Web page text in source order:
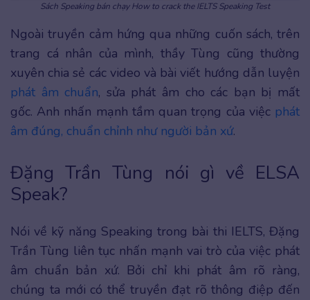
Sách Speaking bán chạy How to crack the IELTS Speaking Test
Ngoài truyền cảm hứng qua những cuốn sách, trên
trang cá nhân của mình, thầy Tùng cũng thường
xuyên chia sẻ các video và bài viết hướng dẫn luyện
phát âm chuẩn, sửa phát âm cho các bạn bị mất
gốc. Anh nhấn mạnh tầm quan trọng của việc phát
âm đúng, chuẩn chỉnh như người bản xứ.
Đặng Trần Tùng nói gì về ELSA
Speak?
Nói về kỹ năng Speaking trong bài thi IELTS, Đặng
Trần Tùng liên tục nhấn mạnh vai trò của việc phát
âm chuẩn bản xứ. Bởi chỉ khi phát âm rõ ràng,
chúng ta mới có thể truyền đạt rõ thông điệp đến